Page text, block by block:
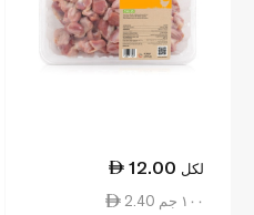
12.00 لكل
2.40 ١٠٠ جم